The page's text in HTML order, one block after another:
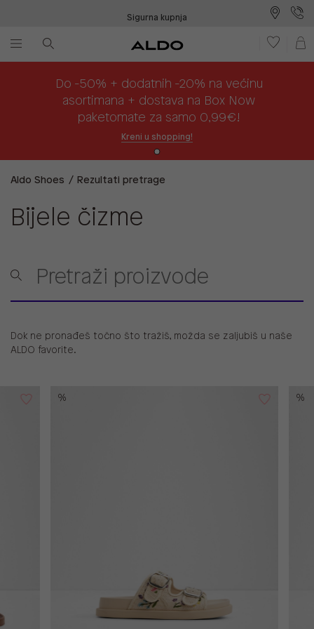
Sigurna kupnja
Do -50% + dodatnih -20% na većinu
asortimana + dostava na Box Now
paketomate za samo 0,99€!
Kreni u shopping!
Aldo Shoes Rezultati pretrage
Bijele čizme
Dok ne pronađeš točno što tražiš, možda se zaljubiš u naše
ALDO favorite.
% %